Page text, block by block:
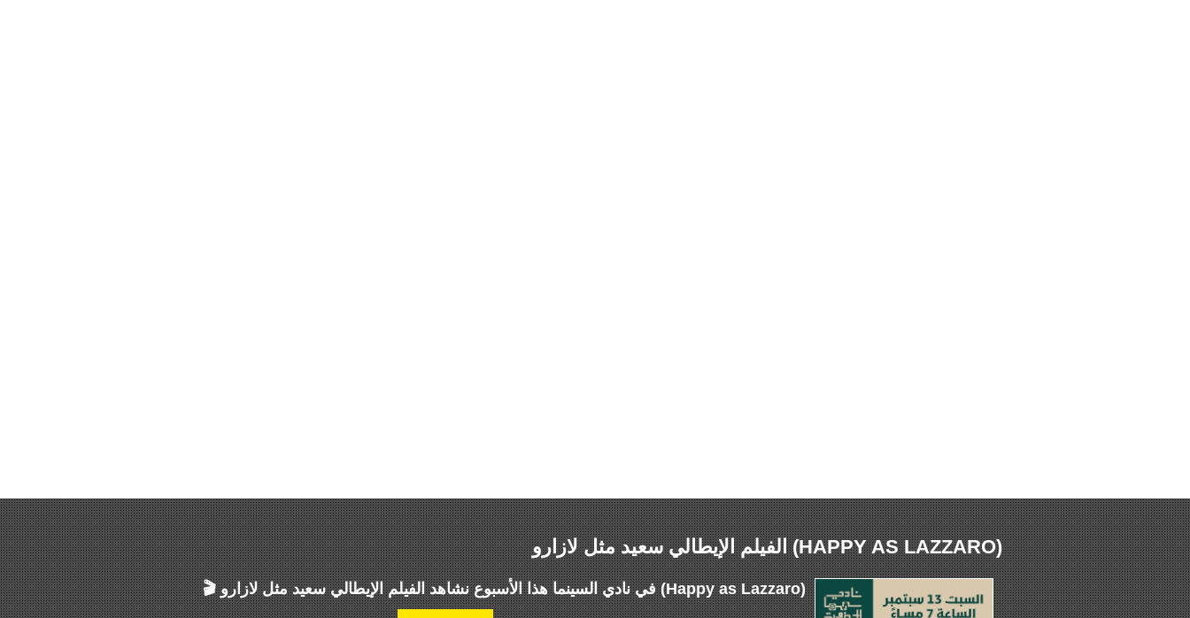
الفيلم الإيطالي سعيد مثل لازارو (HAPPY AS LAZZARO)
🎬 في نادي السينما هذا الأسبوع نشاهد الفيلم الإيطالي سعيد مثل لازارو (Happy as Lazzaro)